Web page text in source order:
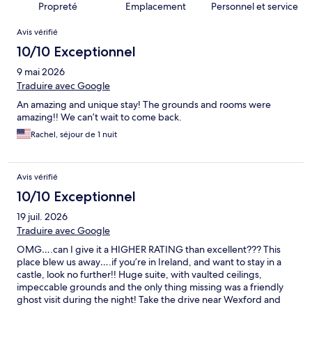
Propreté Emplacement Personnel et service
Avis
Avis vérifié
10/10 Exceptionnel
9 mai 2026
Traduire avec Google
An amazing and unique stay! The grounds and rooms were
amazing!! We can’t wait to come back.
Rachel, séjour de 1 nuit
Avis vérifié
10/10 Exceptionnel
19 juil. 2026
Traduire avec Google
OMG….can I give it a HIGHER RATING than excellent??? This
place blew us away….if you’re in Ireland, and want to stay in a
castle, look no further!! Huge suite, with vaulted ceilings,
impeccable grounds and the only thing missing was a friendly
ghost visit during the night! Take the drive near Wexford and